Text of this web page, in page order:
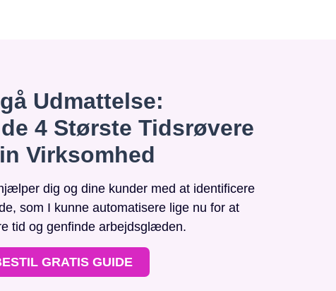
Udmattelse:
4 Største Tidsrøvere
Virksomhed
dig og dine kunder med at identificere
som I kunne automatisere lige nu for at
tid og genfinde arbejdsglæden.
GRATIS GUIDE